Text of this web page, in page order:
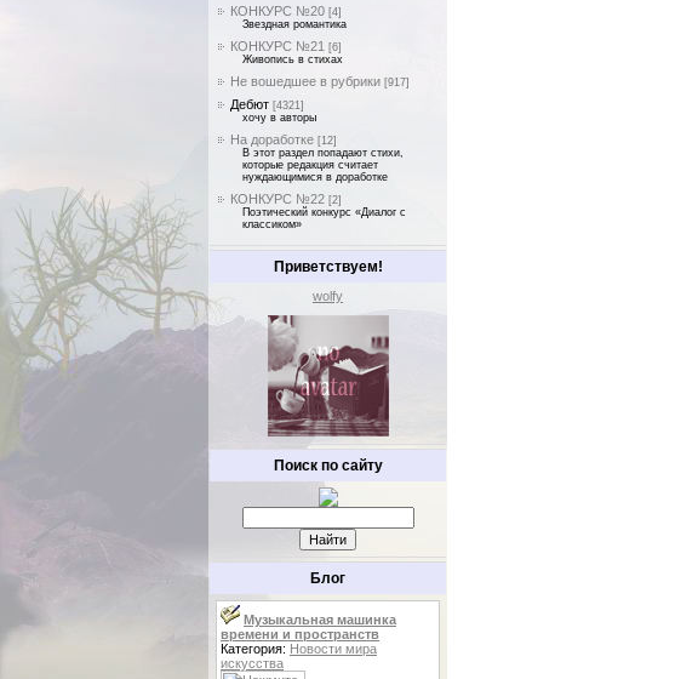
КОНКУРС №20 [4]
Звездная романтика
КОНКУРС №21 [6]
Живопись в стихах
Не вошедшее в рубрики [917]
Дебют [4321]
хочу в авторы
На доработке [12]
В этот раздел попадают стихи,
которые редакция считает
нуждающимися в доработке
КОНКУРС №22 [2]
Поэтический конкурс «Диалог с
классиком»
Приветствуем!
wolfy
Поиск по сайту
Блог
Музыкальная машинка
времени и пространств
Категория: Новости мира
искусства